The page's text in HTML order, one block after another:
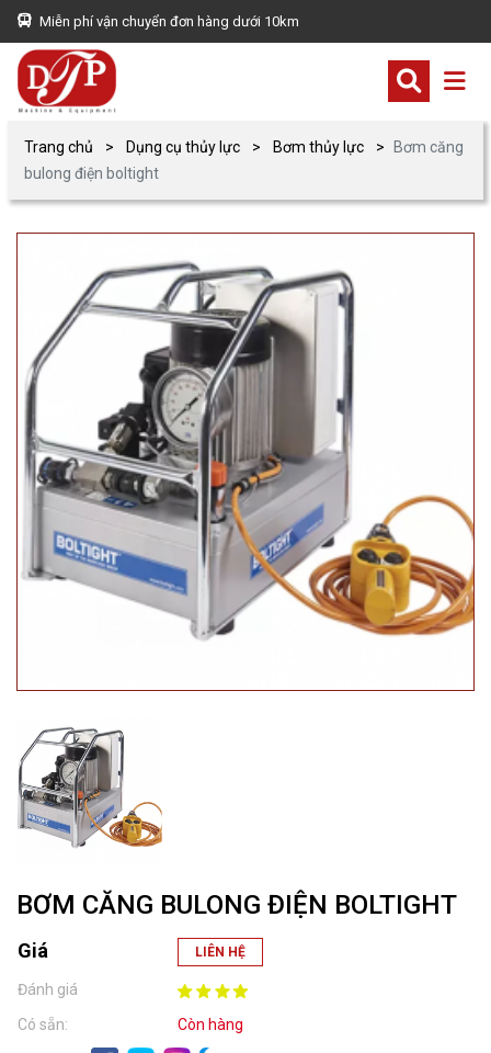
Miễn phí vận chuyển đơn hàng dưới 10km
Trang chủ Dụng cụ thủy lực Bơm thủy lực
Bơm căng
bulong điện boltight
BƠM CĂNG BULONG ĐIỆN BOLTIGHT
Giá LIÊN HỆ
Đánh giá
Có sẵn:
Còn hàng